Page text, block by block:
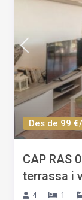
Des de 99
CAP RAS
terrassa i
4 1